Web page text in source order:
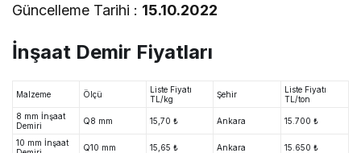
Güncelleme Tarihi : 15.10.2022
İnşaat Demir Fiyatları
Malzeme Ölçü
Liste Fiyatı
TL/kg
Şehir
Liste Fiyatı
TL/ton
8 mm İnşaat
Demiri
Q8 mm 15,70 ₺ Ankara 15.700 ₺
10 mm İnşaat
Q10 mm 15,65 ₺ Ankara 15.650 ₺